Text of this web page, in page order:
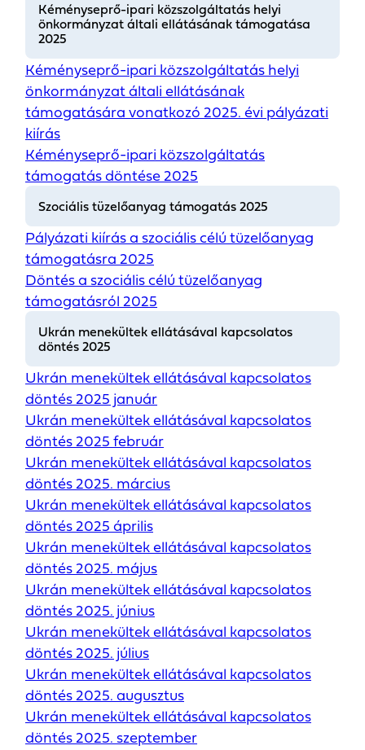
Kéményseprő-ipari közszolgáltatás helyi
önkormányzat általi ellátásának támogatása
2025
Kéményseprő-ipari közszolgáltatás helyi
önkormányzat általi ellátásának
támogatására vonatkozó 2025. évi pályázati
kiírás
Kéményseprő-ipari közszolgáltatás
támogatás döntése 2025
Szociális tüzelőanyag támogatás 2025
Pályázati kiírás a szociális célú tüzelőanyag
támogatásra 2025
Döntés a szociális célú tüzelőanyag
támogatásról 2025
Ukrán menekültek ellátásával kapcsolatos
döntés 2025
Ukrán menekültek ellátásával kapcsolatos
döntés 2025 január
Ukrán menekültek ellátásával kapcsolatos
döntés 2025 február
Ukrán menekültek ellátásával kapcsolatos
döntés 2025. március
Ukrán menekültek ellátásával kapcsolatos
döntés 2025 április
Ukrán menekültek ellátásával kapcsolatos
döntés 2025. május
Ukrán menekültek ellátásával kapcsolatos
döntés 2025. június
Ukrán menekültek ellátásával kapcsolatos
döntés 2025. július
Ukrán menekültek ellátásával kapcsolatos
döntés 2025. augusztus
Ukrán menekültek ellátásával kapcsolatos
döntés 2025. szeptember